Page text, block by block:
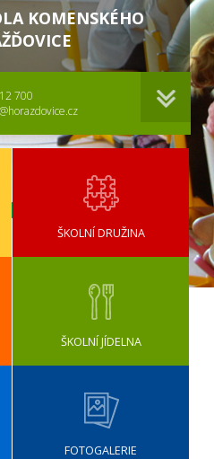
KOMENSKÉHO
700
ŠKOLNÍ DRUŽINA
ŠKOLNÍ JÍDELNA
FOTOGALERIE